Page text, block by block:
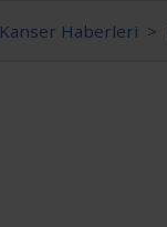
Kanser Haberleri